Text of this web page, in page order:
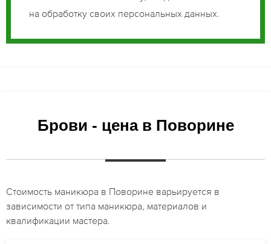
на обработку своих персональных данных.
Брови - цена в Поворине
Стоимость маникюра в Поворине варьируется в
зависимости от типа маникюра, материалов и
квалификации мастера.